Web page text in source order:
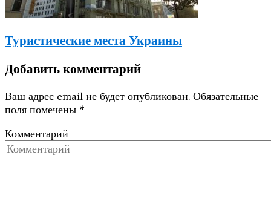
Туристические места Украины
Добавить комментарий
Ваш адрес email не будет опубликован. Обязательные
поля помечены *
Комментарий